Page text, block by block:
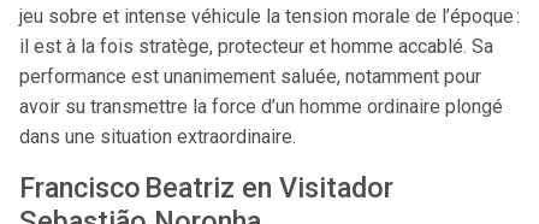
jeu sobre et intense véhicule la tension morale de l’époque :
il est à la fois stratège, protecteur et homme accablé. Sa
performance est unanimement saluée, notamment pour
avoir su transmettre la force d’un homme ordinaire plongé
dans une situation extraordinaire.
Francisco Beatriz en Visitador